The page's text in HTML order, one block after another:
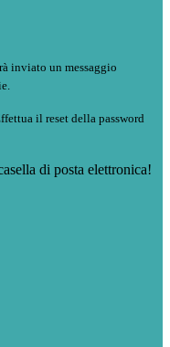
inviato un messaggio
il reset della password
di posta elettronica!